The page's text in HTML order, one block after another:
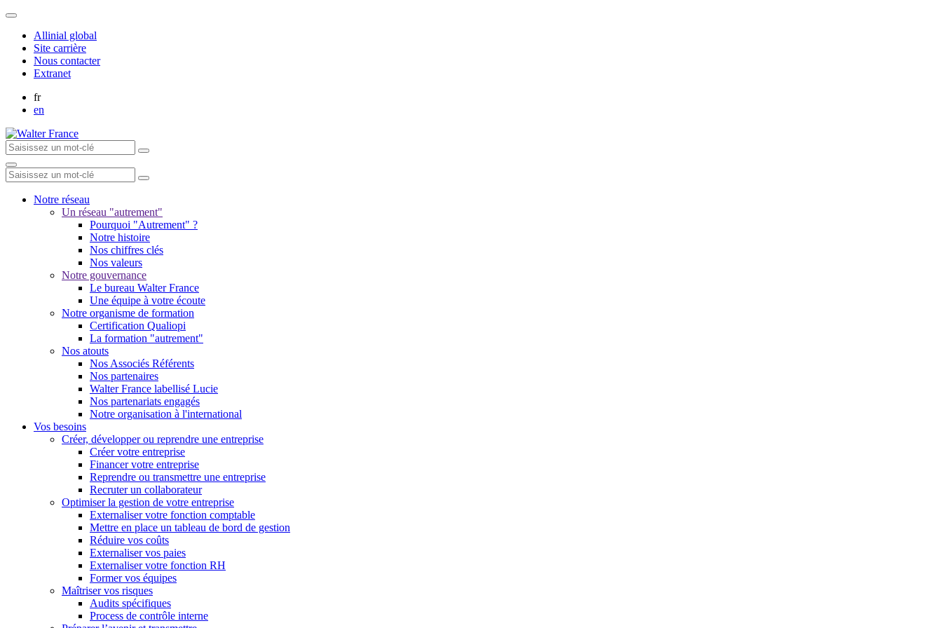
Allinial global
Site carrière
Nous contacter
Extranet
fr
en
Notre réseau
Un réseau "autrement"
Pourquoi "Autrement" ?
Notre histoire
Nos chiffres clés
Nos valeurs
Notre gouvernance
Le bureau Walter France
Une équipe à votre écoute
Notre organisme de formation
Certification Qualiopi
La formation "autrement"
Nos atouts
Nos Associés Référents
Nos partenaires
Walter France labellisé Lucie
Nos partenariats engagés
Notre organisation à l'international
Vos besoins
Créer, développer ou reprendre une entreprise
Créer votre entreprise
Financer votre entreprise
Reprendre ou transmettre une entreprise
Recruter un collaborateur
Optimiser la gestion de votre entreprise
Externaliser votre fonction comptable
Mettre en place un tableau de bord de gestion
Réduire vos coûts
Externaliser vos paies
Externaliser votre fonction RH
Former vos équipes
Maîtriser vos risques
Audits spécifiques
Process de contrôle interne